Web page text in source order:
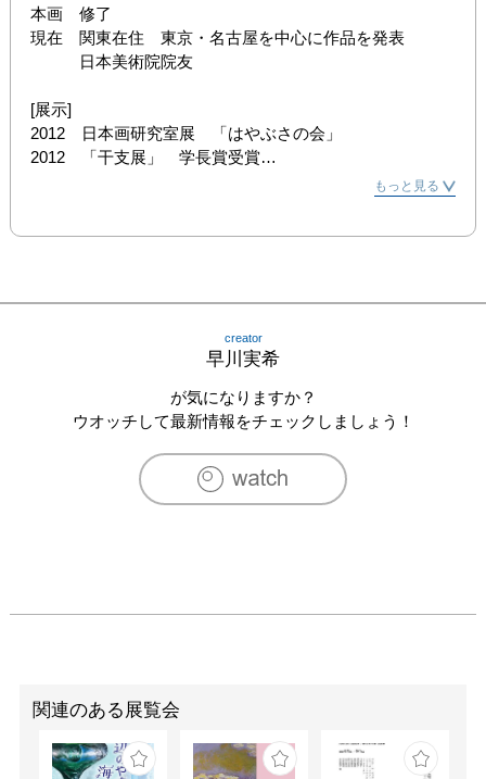
本画　修了
現在　関東在住　東京・名古屋を中心に作品を発表
日本美術院院友
[展示]
2012　日本画研究室展　「はやぶさの会」
2012　「干支展」　学長賞受賞
2014　大阪大丸百貨店・名古屋松坂屋「萌の会」
2015　名古屋松坂屋・大阪大丸百貨店「風雅の会」
2015　再興第100回院展　入選
2016　画廊くにまつ青山「佐久間友香・早川実希　二人
2016　第71回　春の院展　入選
2016　名古屋松坂屋「風雅の会」
2017　三越アートリゾート2017　日本橋三越
2017　アートスペース羅針盤「早川実希個展　あだばな」
2018　第73回　春の院展　入選
もっと見る
creator
早川実希
が気になりますか？
ウオッチして最新情報をチェックしましょう！
関連のある展覧会